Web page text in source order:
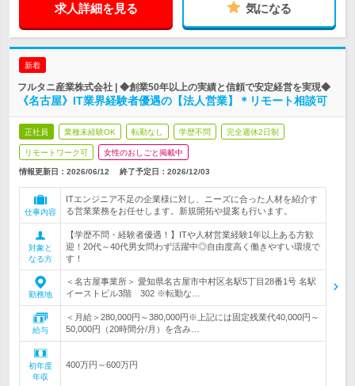
求人詳細を見る 気になる
新着
フルタニ産業株式会社 | ◆創業50年以上の実績と信頼で安定経営を実現◆
《名古屋》IT業界経験者優遇の【法人営業】＊リモート相談可
正社員 業種未経験OK 転勤なし 学歴不問 完全週休2日制
リモートワーク可 女性のおしごと掲載中
情報更新日：2026/06/12 終了予定日： 2026/12/03
仕事内容
ITエンジニア不足の企業様に対し、ニーズに合った人材を紹介す
る営業業務をお任せします。新規開拓や提案も行います。
対象と
なる方
【学歴不問・経験者優遇！】ITや人材営業経験1年以上ある方歓
迎！20代～40代男女問わず活躍中◎自由度高く働きやすい環境で
す！
勤務地
＜名古屋事業所＞ 愛知県名古屋市中村区名駅5丁目28番1号 名駅
イーストビル3階 302 ※転勤な…
給与
＜月給＞280,000円～380,000円※上記には固定残業代40,000円～
50,000円（20時間分/月）を含み…
初年度
年収
400万円～600万円